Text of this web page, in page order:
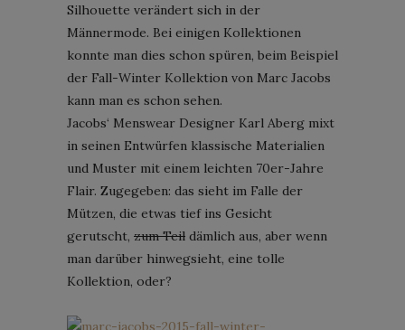
Silhouette verändert sich in der
Männermode. Bei einigen Kollektionen
konnte man dies schon spüren, beim Beispiel
der Fall-Winter Kollektion von Marc Jacobs
kann man es schon sehen.
Jacobs‘ Menswear Designer Karl Aberg mixt
in seinen Entwürfen klassische Materialien
und Muster mit einem leichten 70er-Jahre
Flair. Zugegeben: das sieht im Falle der
Mützen, die etwas tief ins Gesicht
gerutscht, zum Teil dämlich aus, aber wenn
man darüber hinwegsieht, eine tolle
Kollektion, oder?